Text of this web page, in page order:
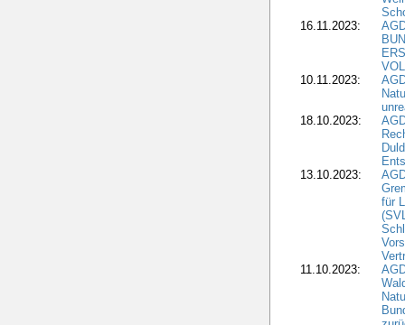
16.11.2023:
10.11.2023:
18.10.2023:
13.10.2023:
für
11.10.2023: